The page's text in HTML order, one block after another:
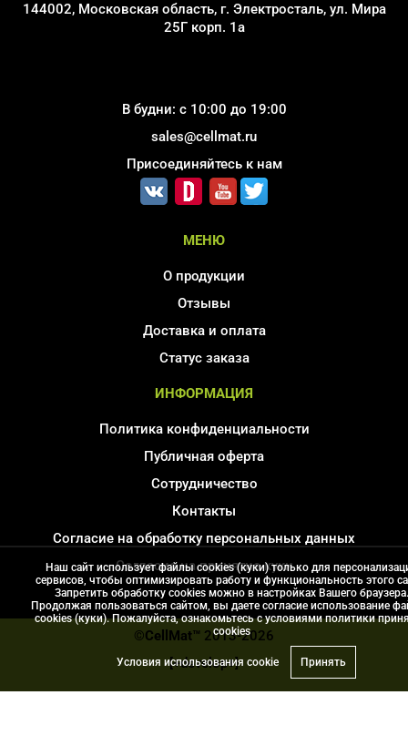
144002, Московская область, г. Электросталь, ул. Мира
25Г корп. 1а
В будни: с 10:00 до 19:00
sales@cellmat.ru
Присоединяйтесь к нам
МЕНЮ
О продукции
Отзывы
Доставка и оплата
Статус заказа
ИНФОРМАЦИЯ
Политика конфиденциальности
Публичная оферта
Сотрудничество
Контакты
Согласие на обработку персональных данных
Соглаcие на принятие куки
Карта сайта
©CellMat™ 2013-2026
[+develop+]
Наш сайт использует файлы cookies (куки) только для
сервисов, чтобы оптимизировать работу и функциональность этого
Запретить обработку cookies можно в настройках Вашего браузера.
Продолжая пользоваться сайтом, вы даете согласие использование
cookies (куки). Пожалуйста, ознакомьтесь с условиями политики
сookies
Условия использования cookie Принять